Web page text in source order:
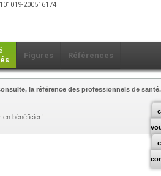
200516174
Figures Références
la référence des professionnels de santé.
en bénéficier!